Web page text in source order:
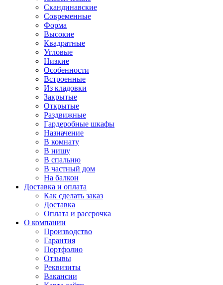
Скандинавские
Современные
Форма
Высокие
Квадратные
Угловые
Низкие
Особенности
Встроенные
Из кладовки
Закрытые
Открытые
Раздвижные
Гардеробные шкафы
Назначение
В комнату
В нишу
В спальню
В частный дом
На балкон
Доставка и оплата
Как сделать заказ
Доставка
Оплата и рассрочка
О компании
Производство
Гарантия
Портфолио
Отзывы
Реквизиты
Вакансии